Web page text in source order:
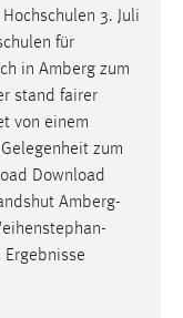
3. Juli
für
in Amberg zum
stand fairer
von einem
zum
Download
Amberg-
Ergebnisse